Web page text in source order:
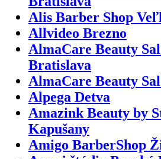
Alis Barber Shop
Allvideo Brezno
AlmaCare Beauty
Bratislava
AlmaCare Beauty
Alpega Detva
Amazink Beauty by
Kapušany
Amigo BarberShop